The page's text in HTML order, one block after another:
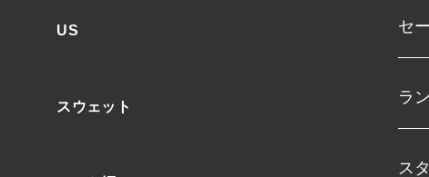
US
スウェット
セ
ラ
ス